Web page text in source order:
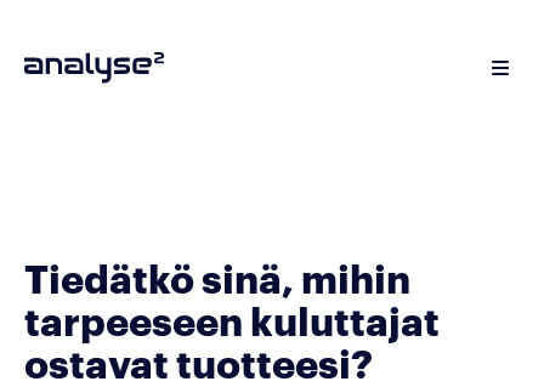
Tiedätkö sinä, mihin
tarpeeseen kuluttajat
ostavat tuotteesi?